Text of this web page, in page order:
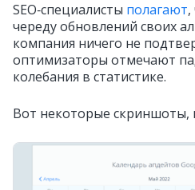
SEO‑специалисты полагают
череду обновлений своих
компания ничего не
оптимизаторы отмечают
колебания в статистике.
Вот некоторые скриншоты,